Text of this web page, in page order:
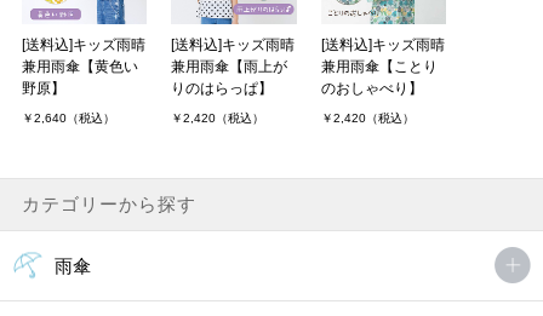
子供が小学校に入学したので傘を新調しました。
ミモザの柄が爽やかで可愛く、子供も大喜びでした！また、持った
時に軽いと言っており荷物が多い中でも負担にならず助かりまし
機能面と鳥の釦や色使いなどデザ．．．
chanさん（2件）購入者
30代/女性 投稿日：2021年01月20日
年中の娘（１００cm）に５０cmを購入しました。先が丸くジャン
プ傘ではない一つ小さめにしようかと迷いましたが、徒歩通園で傘
[送料込]キッズ雨晴
兼用雨傘【黄色い
野原】
￥2,640（税込）
[送料込]キッズ雨晴
兼用雨傘【雨上が
りのはらっぱ】
￥2,420（税込）
[送料込]キッズ雨晴
兼用雨傘【ことり
のおしゃべり】
￥2,420（税込）
カテゴリーから探す
雨傘